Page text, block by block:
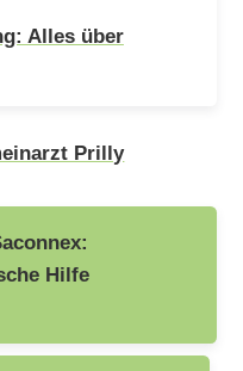
Alles über
Prilly
Hilfe